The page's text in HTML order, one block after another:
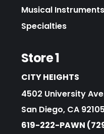
Musical Instruments
Specialties
Store 1
CITY HEIGHTS
4502 University
San Diego, CA 92105
619-222-PAWN